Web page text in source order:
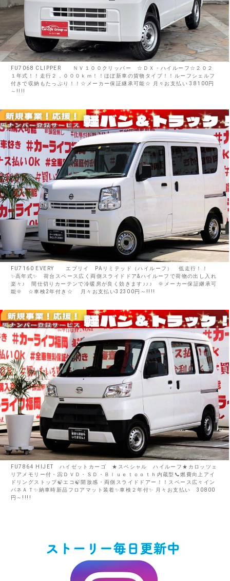
FU7068 CLIPPER ＮＶ１００クリッパー ☆ＤＸ・ハイルーフ☆２０２
１年式！！走行２，０００ｋｍ！！ほぼ新車の貨物タイプ！！ルーフシェルフ
付きで収納もたっぷり！！☆メーカー保証継承可能☆ 月々お支払い 38100円
～!!!!
FU7160 EVERY エブリイ PAリミテッド（ハイルーフ） 低走行！！
✨高年式✨ 荷台スペース広く両側スライドドア&ハイルーフで荷物の出し入れ
楽々♪ 間仕切りカーテンで冷暖房が良く効きます♪♪♪ 🌞メーカー保証継承可
能🌞 ☆車検2年付き☆ 月々お支払い32300円～!!!!
FU7864 HIJET ハイゼットカーゴ ★スペシャル ハイルーフ★カロッツェ
リアメモリー付・📀ＤＶＤ・ＳＤ・Ｂｌｕｅｔｏｏｔｈ内蔵型📞燃費向上アイ
ドリングストップ🍃エコ🍃開放感・両側スライドドアー！！スペース広々イン
パネＡＴ✨納車時新品フロアマット装着✨車検２年付✨ 月々お支払い 30800
円～!!!!